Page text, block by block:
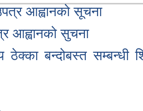
आह्वानको सूचना
आह्वानको सुचना
बन्दोबस्त सम्बन्धी